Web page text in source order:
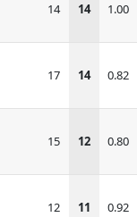
14 14 1.00
17 14 0.82
15 12 0.80
12 11 0.92